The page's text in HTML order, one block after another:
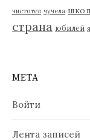
чистотел чучела
страна юбилей
МЕТА
Войти
Лента записей